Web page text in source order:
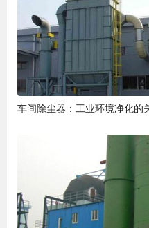
车间除尘器：工业环境净化的